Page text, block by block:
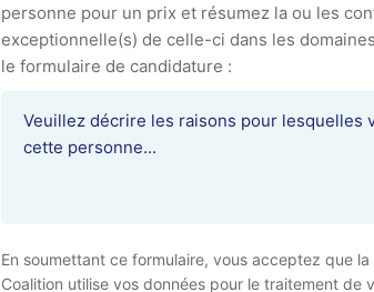
personne pour un prix et résumez la ou les
exceptionnelle(s) de celle-ci dans les
le formulaire de candidature :
En soumettant ce formulaire, vous acceptez que
Coalition utilise vos données pour le traitement de